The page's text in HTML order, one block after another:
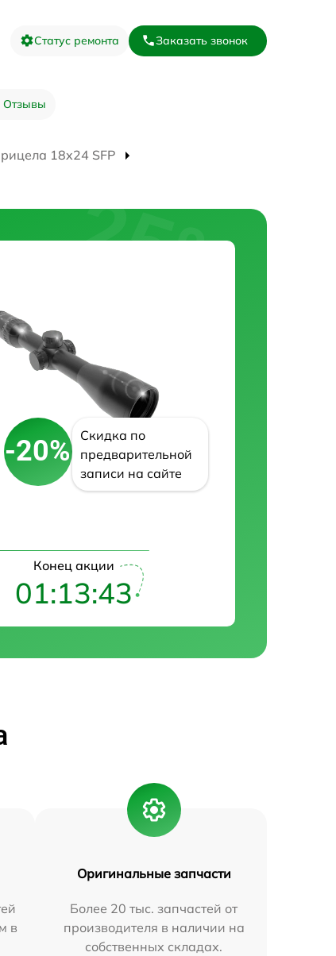
Статус ремонта Заказать звонок
Отзывы
18x24 SFP
-20%
Скидка по
предварительной
записи на сайте
Конец акции
01:13:42
в
Оригинальные запчасти
Более 20 тыс. запчастей от
производителя в наличии на
собственных складах.